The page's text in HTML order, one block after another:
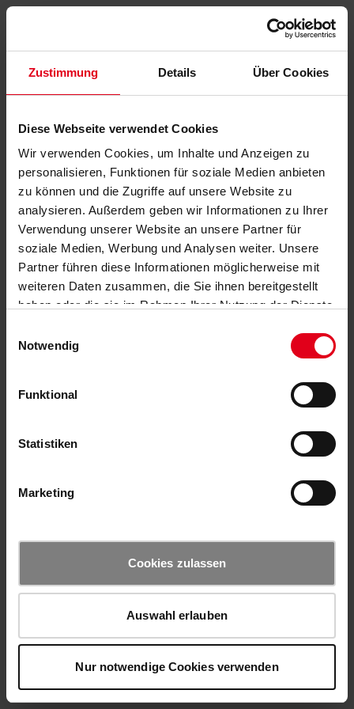
Zustimmung Details Über Cookies
Diese Webseite verwendet Cookies
Wir verwenden Cookies, um Inhalte und Anzeigen zu
personalisieren, Funktionen für soziale Medien anbieten
zu können und die Zugriffe auf unsere Website zu
analysieren. Außerdem geben wir Informationen zu Ihrer
Verwendung unserer Website an unsere Partner für
soziale Medien, Werbung und Analysen weiter. Unsere
Partner führen diese Informationen möglicherweise mit
weiteren Daten zusammen, die Sie ihnen bereitgestellt
haben oder die sie im Rahmen Ihrer Nutzung der Dienste
Notwendig
Funktional
Statistiken
Marketing
Cookies zulassen
Auswahl erlauben
Nur notwendige Cookies verwenden